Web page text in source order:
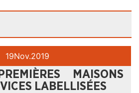
19Nov.2019
MAISONS
LABELLISÉES